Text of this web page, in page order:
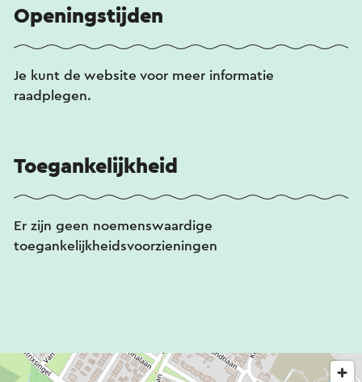
Openingstijden
Je kunt de website voor meer informatie
raadplegen.
Toegankelijkheid
Er zijn geen noemenswaardige
toegankelijkheidsvoorzieningen